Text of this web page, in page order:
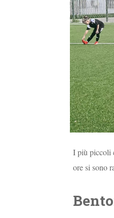
I più piccoli
ore si sono